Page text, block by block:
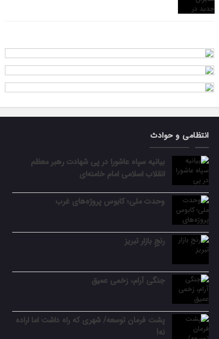
انتظامی و حوادث
بیانیه سپاه عاشورا در پی شهادت رهبر معظم
انقلاب اسلامی امام خامنه‌ای
وحدت ملی؛ کابوس پروژه‌های غرب
رنجِ بازار تبریز
جنگی آرام، زخمی عمیق
پشت فرمان توسعه/ شهری که راه داشت اما اراده
نه!